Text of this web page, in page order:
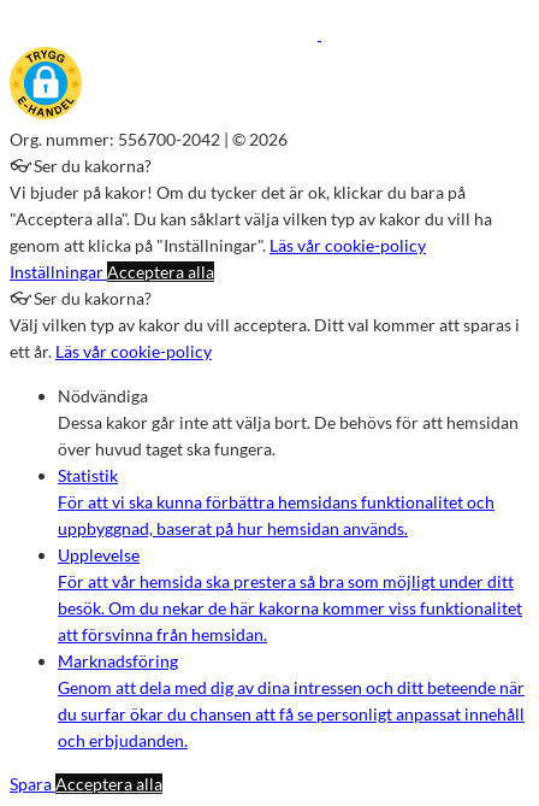
Org. nummer: 556700-2042 | © 2026
👓 Ser du kakorna?
Vi bjuder på kakor! Om du tycker det är ok, klickar du bara på
"Acceptera alla". Du kan såklart välja vilken typ av kakor du vill ha
genom att klicka på "Inställningar". Läs vår cookie-policy
InställningarAcceptera alla
👓 Ser du kakorna?
Välj vilken typ av kakor du vill acceptera. Ditt val kommer att sparas i
ett år. Läs vår cookie-policy
Nödvändiga
Dessa kakor går inte att välja bort. De behövs för att hemsidan
över huvud taget ska fungera.
Statistik
För att vi ska kunna förbättra hemsidans funktionalitet och
uppbyggnad, baserat på hur hemsidan används.
Upplevelse
För att vår hemsida ska prestera så bra som möjligt under ditt
besök. Om du nekar de här kakorna kommer viss funktionalitet
att försvinna från hemsidan.
Marknadsföring
Genom att dela med dig av dina intressen och ditt beteende när
du surfar ökar du chansen att få se personligt anpassat innehåll
och erbjudanden.
SparaAcceptera alla